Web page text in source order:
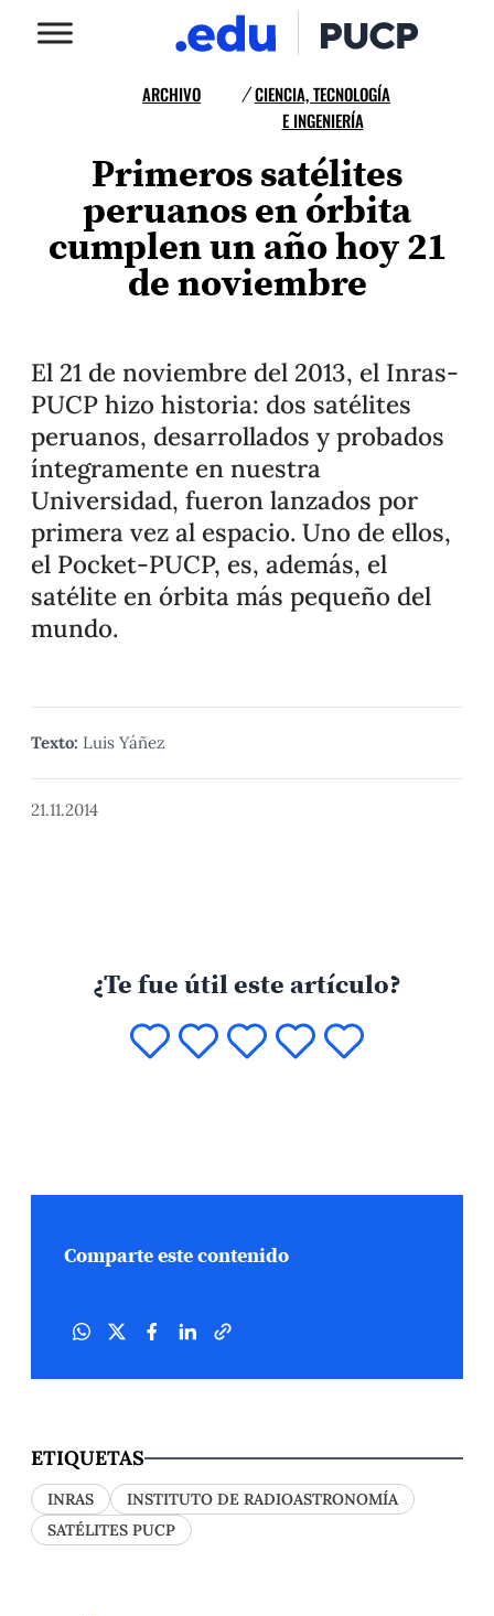
ARCHIVO /CIENCIA, TECNOLOGÍA
E INGENIERÍA
Primeros satélites
peruanos en órbita
cumplen un año hoy 21
de noviembre
El 21 de noviembre del 2013, el Inras-
PUCP hizo historia: dos satélites
peruanos, desarrollados y probados
íntegramente en nuestra
Universidad, fueron lanzados por
primera vez al espacio. Uno de ellos,
el Pocket-PUCP, es, además, el
satélite en órbita más pequeño del
mundo.
Texto: Luis Yáñez
21.11.2014
¿Te fue útil este artículo?
Comparte este contenido
ETIQUETAS
INRAS
INSTITUTO DE RADIOASTRONOMÍA
SATÉLITES PUCP